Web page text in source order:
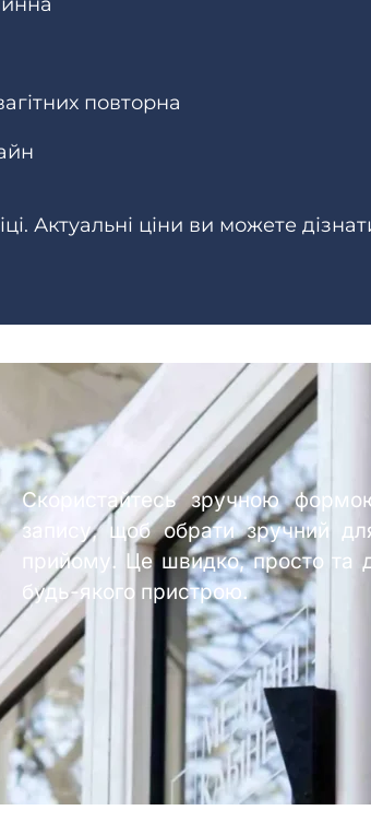
повторна
Актуальні ціни ви можете
Скористайтесь зручною
запису, щоб обрати зручний
прийому. Це швидко, просто та
будь-якого пристрою.